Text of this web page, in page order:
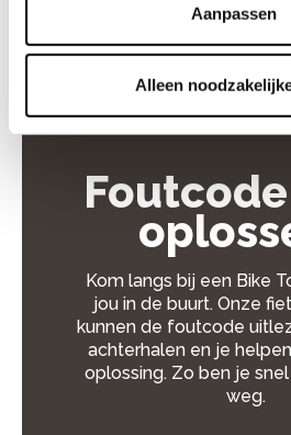
Aanpassen
Alleen
Duurder wordt het als de accu
Kom langs bij een Bike
jou in de buurt. Onze
kunnen de foutcode
achterhalen en je
oplossing. Zo ben je
weg.